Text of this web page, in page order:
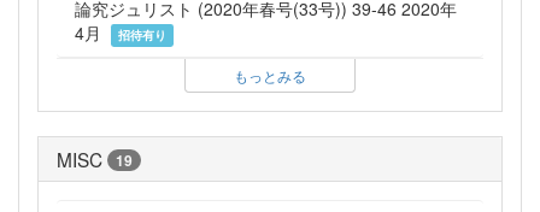
論究ジュリスト (2020年春号(33号)) 39-46 2020年
4月
招待有り
もっとみる
MISC 19